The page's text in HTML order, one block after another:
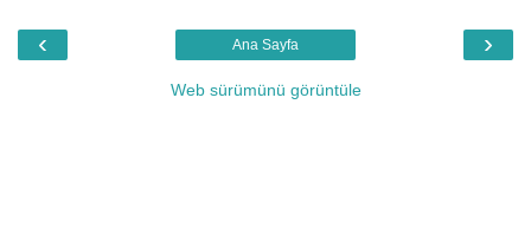
‹ ›
Ana Sayfa
Web sürümünü görüntüle